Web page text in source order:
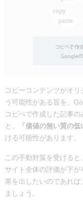
コピーコンテンツがオ
う可能性がある旨を、
コピぺで作成した記事
と、
「価値の無い質の
ける可能性があります。
この手動対策を受けると
サイト全体の評価が下
果を出したいのであれ
ましょう。